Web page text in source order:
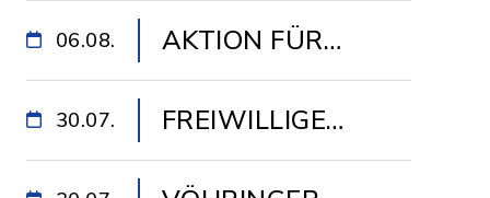
06.08.
AKTION FÜR
SENIOREN
30.07.
FREIWILLIGE
FEUERWEHR